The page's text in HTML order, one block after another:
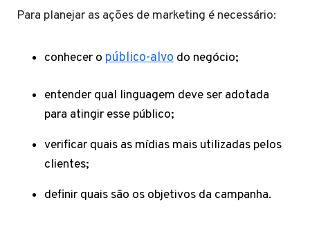
Para planejar as ações de marketing é necessário:
conhecer o público-alvo do negócio;
entender qual linguagem deve ser adotada
para atingir esse público;
verificar quais as mídias mais utilizadas pelos
clientes;
definir quais são os objetivos da campanha.